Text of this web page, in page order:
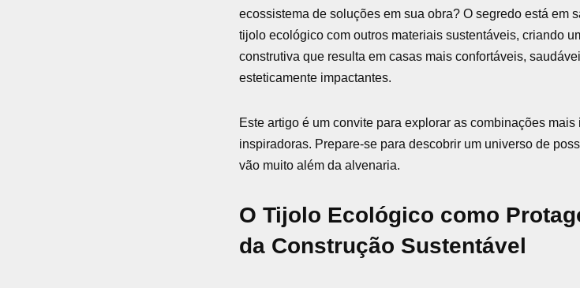
ecossistema de soluções em sua obra? O segredo está em
tijolo ecológico com outros materiais sustentáveis, criando
construtiva que resulta em casas mais confortáveis,
esteticamente impactantes.
Este artigo é um convite para explorar as combinações mais
inspiradoras. Prepare-se para descobrir um universo de
vão muito além da alvenaria.
O Tijolo Ecológico como
da Construção Sustentável